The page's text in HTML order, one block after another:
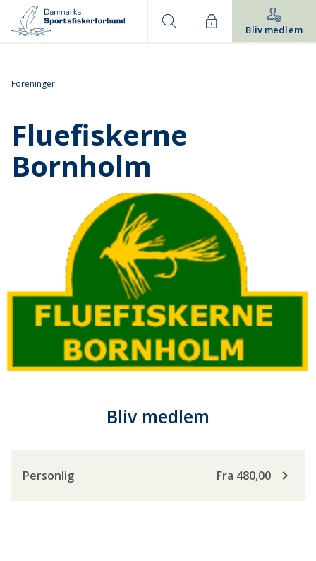
Bliv medlem
Foreninger
Fluefiskerne
Bornholm
Bliv medlem
Personlig Fra 480,00 keyboard_arrow_right